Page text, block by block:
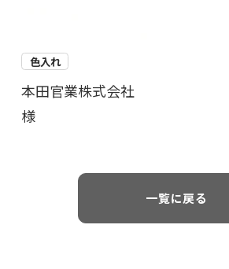
色入れ
本田官業株式会社
様
一覧に戻る